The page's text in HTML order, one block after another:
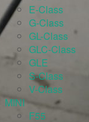
E-Class
G-Class
GL-Class
GLC-Class
GLE
S-Class
V-Class
MINI
F55